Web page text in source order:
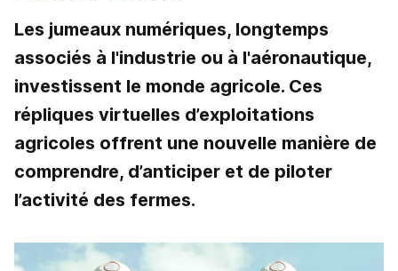
Les jumeaux numériques, longtemps
associés à l'industrie ou à l'aéronautique,
investissent le monde agricole. Ces
répliques virtuelles d’exploitations
agricoles offrent une nouvelle manière de
comprendre, d’anticiper et de piloter
l’activité des fermes.